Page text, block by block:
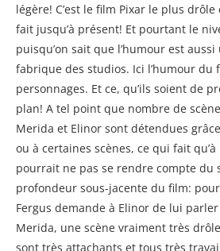
légère! C’est le film Pixar le plus
fait jusqu’à présent! Et pourtant le
puisqu’on sait que l’humour est
fabrique des studios. Ici l’humour du
personnages. Et ce, qu’ils soient de
plan! A tel point que nombre de
Merida et Elinor sont détendues
ou à certaines scènes, ce qui fait
pourrait ne pas se rendre compte du
profondeur sous-jacente du film:
Fergus demande à Elinor de lui
Merida, une scène vraiment très
sont très attachants et tous très